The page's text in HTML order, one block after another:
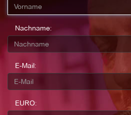
Nachname:
E-Mail:
EURO: